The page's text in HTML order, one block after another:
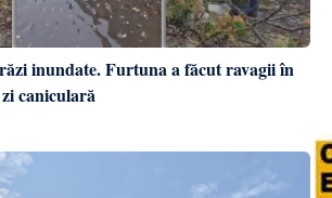
inundate. Furtuna a făcut ravagii în
caniculară